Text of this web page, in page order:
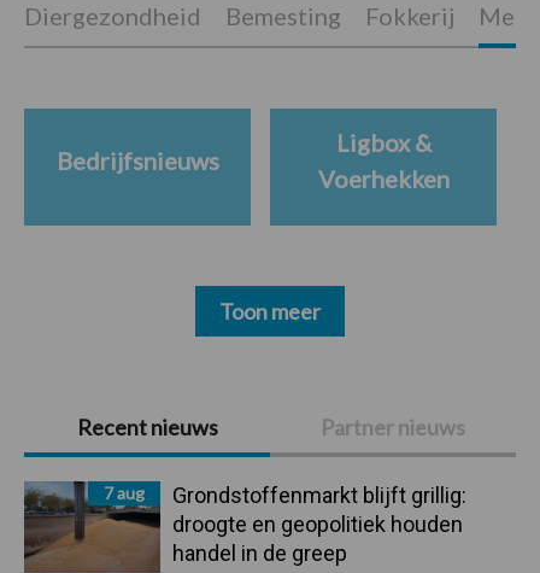
Primaire
Sidebar
Recent nieuws Partner nieuws
7 aug
Grondstoffenmarkt blijft grillig:
droogte en geopolitiek houden
handel in de greep
Diergezondheid Bemesting Fokkerij
Bedrijfsnieuws
Ligbox &
Voerhekken
Toon meer